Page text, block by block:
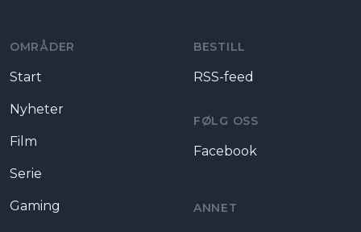
OMRÅDER
Start
Nyheter
Film
Serie
Gaming
BESTILL
RSS-feed
FØLG OSS
Facebook
ANNET